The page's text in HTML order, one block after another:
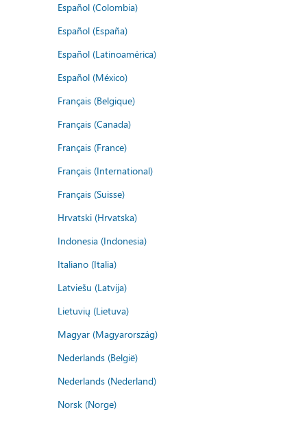
Español (Colombia)
Español (España)
Español (Latinoamérica)
Español (México)
Français (Belgique)
Français (Canada)
Français (France)
Français (International)
Français (Suisse)
Hrvatski (Hrvatska)
Indonesia (Indonesia)
Italiano (Italia)
Latviešu (Latvija)
Lietuvių (Lietuva)
Magyar (Magyarország)
Nederlands (België)
Nederlands (Nederland)
Norsk (Norge)